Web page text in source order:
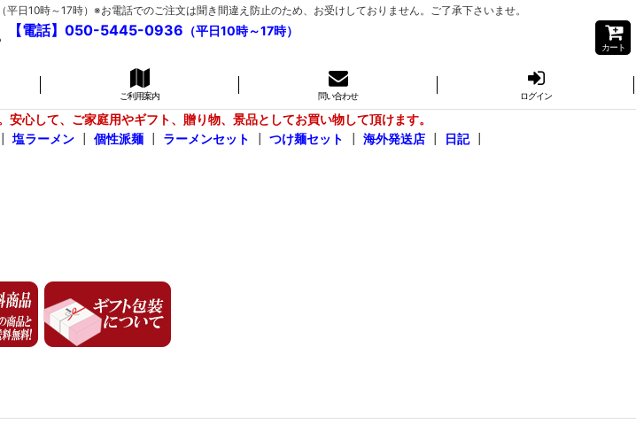
10時～17時）※お電話でのご注文は聞き間違え防止のため、お受けしておりません。ご了承下さいませ。
【電話】050-5445-0936 （平日10時～17時）
カート
ご利用案内 問い合わせ ログイン
心して、ご家庭用やギフト、贈り物、景品としてお買い物して頂けます。
塩ラーメン 個性派麺 ラーメンセット つけ麺セット 海外発送店 日記┃